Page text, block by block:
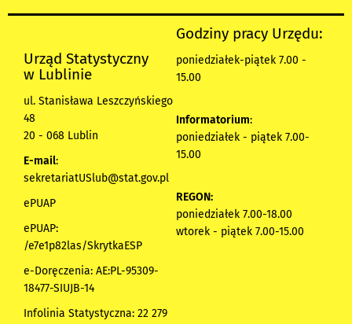
Urząd Statystyczny
w Lublinie
ul. Stanisława Leszczyńskiego
48
20 - 068 Lublin
E-mail:
sekretariatUSlub@stat.gov.pl
ePUAP
ePUAP:
/e7e1p82las/SkrytkaESP
e-Doręczenia: AE:PL-95309-
18477-SIUJB-14
Infolinia Statystyczna: 22 279
Godziny pracy Urzędu:
poniedziałek-piątek 7.00 -
15.00
Informatorium:
poniedziałek - piątek 7.00-
15.00
REGON:
poniedziałek 7.00-18.00
wtorek - piątek 7.00-15.00